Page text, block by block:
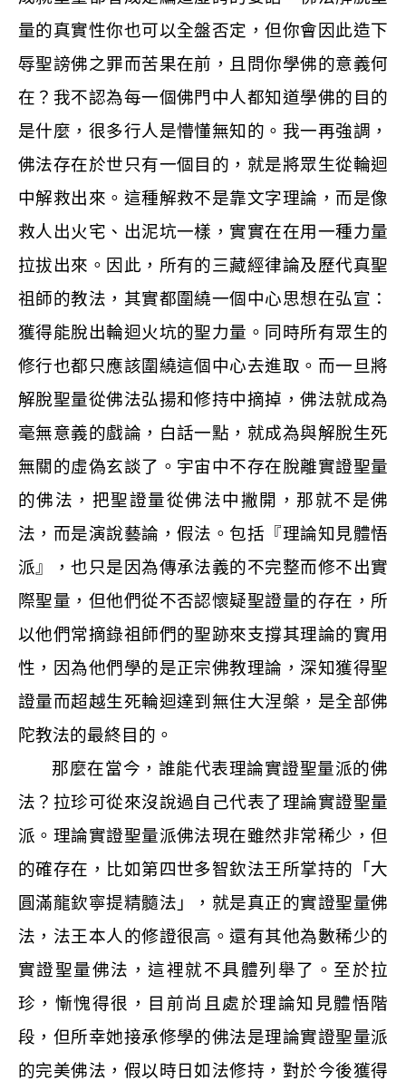
量的真實性你也可以全盤否定，但你會因此造下
辱聖謗佛之罪而苦果在前，且問你學佛的意義何
在？我不認為每一個佛門中人都知道學佛的目的
是什麼，很多行人是懵懂無知的。我一再強調，
佛法存在於世只有一個目的，就是將眾生從輪迴
中解救出來。這種解救不是靠文字理論，而是像
救人出火宅、出泥坑一樣，實實在在用一種力量
拉拔出來。因此，所有的三藏經律論及歷代真聖
祖師的教法，其實都圍繞一個中心思想在弘宣：
獲得能脫出輪迴火坑的聖力量。同時所有眾生的
修行也都只應該圍繞這個中心去進取。而一旦將
解脫聖量從佛法弘揚和修持中摘掉，佛法就成為
毫無意義的戲論，白話一點，就成為與解脫生死
無關的虛偽玄談了。宇宙中不存在脫離實證聖量
的佛法，把聖證量從佛法中撇開，那就不是佛
法，而是演說藝論，假法。包括『理論知見體悟
派』，也只是因為傳承法義的不完整而修不出實
際聖量，但他們從不否認懷疑聖證量的存在，所
以他們常摘錄祖師們的聖跡來支撐其理論的實用
性，因為他們學的是正宗佛教理論，深知獲得聖
證量而超越生死輪迴達到無住大涅槃，是全部佛
陀教法的最終目的。
那麼在當今，誰能代表理論實證聖量派的佛
法？拉珍可從來沒說過自己代表了理論實證聖量
派。理論實證聖量派佛法現在雖然非常稀少，但
的確存在，比如第四世多智欽法王所掌持的「大
圓滿龍欽寧提精髓法」，就是真正的實證聖量佛
法，法王本人的修證很高。還有其他為數稀少的
實證聖量佛法，這裡就不具體列舉了。至於拉
珍，慚愧得很，目前尚且處於理論知見體悟階
段，但所幸她接承修學的佛法是理論實證聖量派
的完美佛法，假以時日如法修持，對於今後獲得